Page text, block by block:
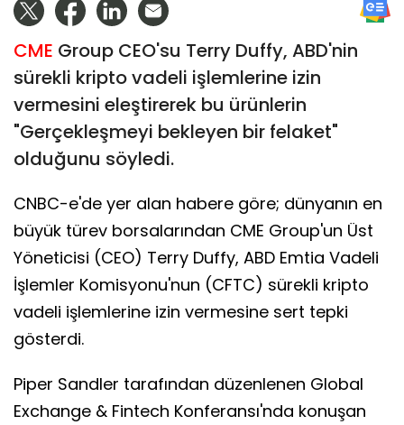
CME Group CEO'su Terry Duffy, ABD'nin
sürekli kripto vadeli işlemlerine izin
vermesini eleştirerek bu ürünlerin
"Gerçekleşmeyi bekleyen bir felaket"
olduğunu söyledi.
CNBC-e'de yer alan habere göre; dünyanın en
büyük türev borsalarından CME Group'un Üst
Yöneticisi (CEO) Terry Duffy, ABD Emtia Vadeli
İşlemler Komisyonu'nun (CFTC) sürekli kripto
vadeli işlemlerine izin vermesine sert tepki
gösterdi.
Piper Sandler tarafından düzenlenen Global
Exchange & Fintech Konferansı'nda konuşan